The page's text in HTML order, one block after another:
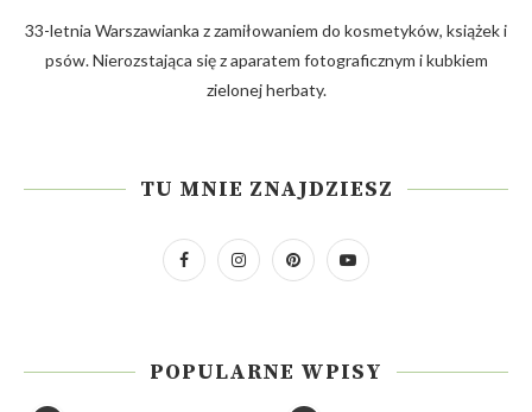
33-letnia Warszawianka z zamiłowaniem do kosmetyków, książek i
psów. Nierozstająca się z aparatem fotograficznym i kubkiem
zielonej herbaty.
TU MNIE ZNAJDZIESZ
POPULARNE WPISY